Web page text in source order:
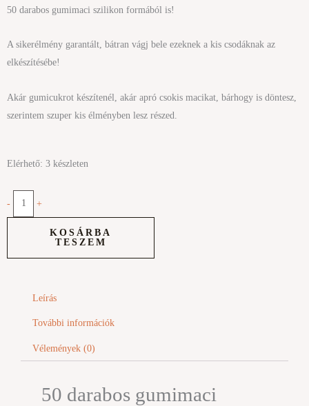
50 darabos gumimaci szilikon formából is!
A sikerélmény garantált, bátran vágj bele ezeknek a kis csodáknak az
elkészítésébe!
Akár gumicukrot készítenél, akár apró csokis macikat, bárhogy is döntesz,
szerintem szuper kis élményben lesz részed.
Elérhető: 3 készleten
-
50
gumimaci
szilikon
+
KOSÁRBA
TESZEM
Leírás
További információk
Vélemények (0)
50 darabos gumimaci